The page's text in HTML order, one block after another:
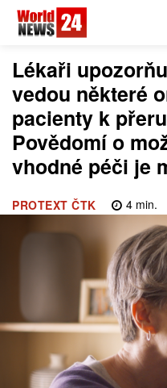
Lékaři
vedou některé
pacienty k
Povědomí o
vhodné péči je
PROTEXT ČTK 4min.